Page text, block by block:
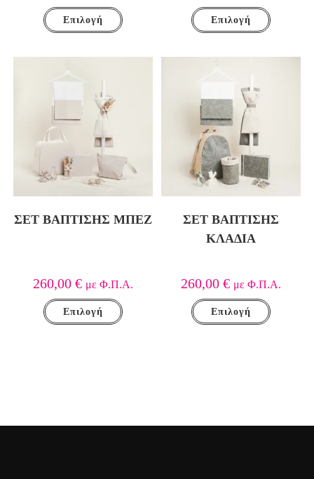
Επιλογή Επιλογή
ΣΕΤ ΒΑΠΤΙΣΗΣ ΜΠΕΖ
260,00 € με Φ.Π.Α.
Επιλογή
ΣΕΤ ΒΑΠΤΙΣΗΣ
ΚΛΑΔΙΑ
260,00€ με Φ.Π.Α.
Επιλογή